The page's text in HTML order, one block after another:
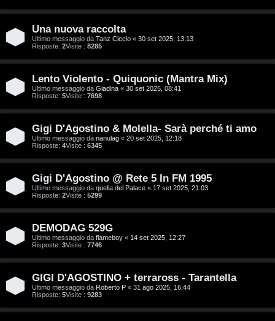
i
a
t
t
i
v
i
C
e
r
c
a
Una nuova raccolta
Ultimo messaggio da Tanz Ciccio « 30 set 2025, 13:13
Risposte: 2Visite : 8285
Lento Violento - Quiquonic (Mantra Mix)
Ultimo messaggio da Giadina « 30 set 2025, 08:41
Risposte: 5Visite : 7698
Gigi D'Agostino & Molella- Sarà perché ti amo
Ultimo messaggio da nanulag « 20 set 2025, 12:18
Risposte: 4Visite : 6345
Gigi D'Agostino @ Rete 5 In FM 1995
Ultimo messaggio da quella del Palace « 17 set 2025, 21:03
Risposte: 2Visite : 5299
DEMODAG 529G
Ultimo messaggio da flameboy « 14 set 2025, 12:27
Risposte: 3Visite : 7746
GIGI D'AGOSTINO + terraross - Tarantella
Ultimo messaggio da Roberto P « 31 ago 2025, 16:44
Risposte: 5Visite : 9283
M
u
s
c
a
:
C
D
/
V
i
n
i